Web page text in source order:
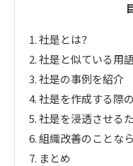
1.社是とは？
2.社是と似ている用
3.社是の事例を紹介
4.社是を作成する際
5.社是を浸透させる
6.組織改善のことな
7. まとめ